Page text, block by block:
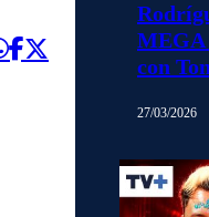
con
27/03/2026